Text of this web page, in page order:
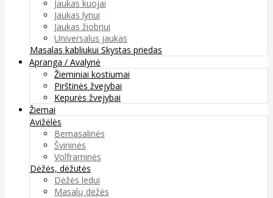
Jaukas kuojai
Jaukas lynui
Jaukas žiobriui
Universalus jaukas
Masalas kabliukui Skystas priedas
Apranga / Avalynė
Žieminiai kostiumai
Pirštinės žvejybai
Kepurės žvejybai
Žiemai
Avižėlės
Bemasalinės
Švininės
Volframinės
Dėžės, dėžutės
Dėžės ledui
Masalų dėžės